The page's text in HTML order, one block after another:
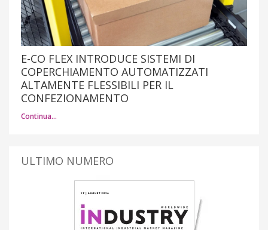
E-CO FLEX INTRODUCE SISTEMI DI
COPERCHIAMENTO AUTOMATIZZATI
ALTAMENTE FLESSIBILI PER IL
CONFEZIONAMENTO
Continua…
ULTIMO NUMERO